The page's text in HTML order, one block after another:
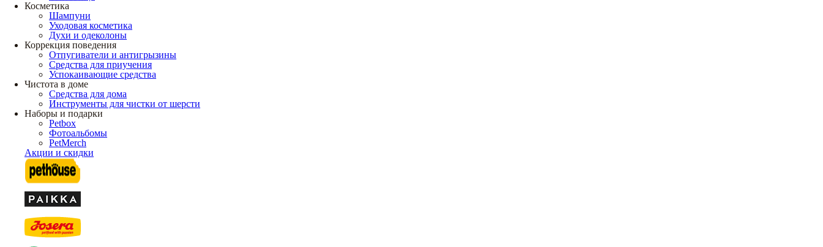
Косметика
Шампуни
Уходовая косметика
Духи и одеколоны
Коррекция поведения
Отпугиватели и антигрызины
Средства для приучения
Успокаивающие средства
Чистота в доме
Средства для дома
Инструменты для чистки от шерсти
Наборы и подарки
Petbox
Фотоальбомы
PetMerch
Акции и скидки